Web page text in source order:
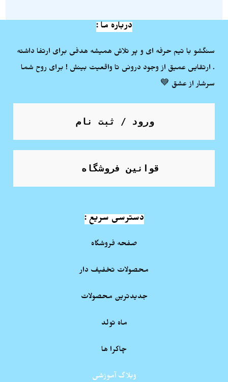
درباره ما :
سنگشو با تیم حرفه ای و پر تلاش همیشه هدفی برای ارتفا داشته
. ارتقایی عمیق از وجود درونی تا واقعیت بینش ! برای روح شما
سرشار از عشق 💙
ورود / ثبت نام
قوانین فروشگاه
دسترسی سریع :
صفحه فروشگاه
محصولات تخفیف دار
جدیدترین محصولات
ماه تولد
چاکرا ها
وبلاگ آموزشی